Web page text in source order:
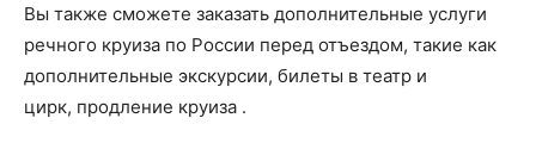
Вы также сможете заказать дополнительные услуги
речного круиза по России перед отъездом, такие как
дополнительные экскурсии, билеты в театр и
цирк, продление круиза .